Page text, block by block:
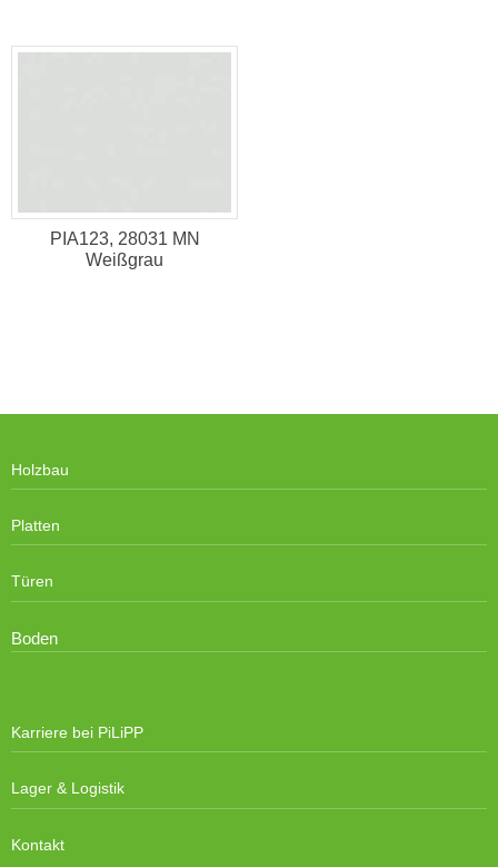
PIA123, 28031 MN
Weißgrau
Holzbau
Platten
Türen
Boden
Karriere bei PiLiPP
Lager & Logistik
Kontakt